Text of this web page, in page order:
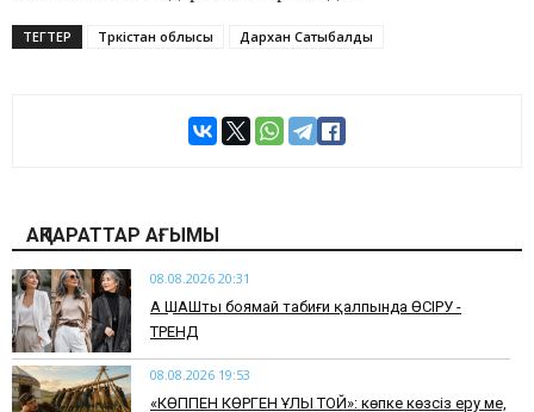
ТЕГТЕР Түркістан облысы Дархан Сатыбалды
АҚПАРАТТАР АҒЫМЫ
08.08.2026 20:31
АҚ ШАШты боямай табиғи қалпында ӨСІРУ -
ТРЕНД
08.08.2026 19:53
​«КӨППЕН КӨРГЕН ҰЛЫ ТОЙ»: көпке көзсіз еру ме,